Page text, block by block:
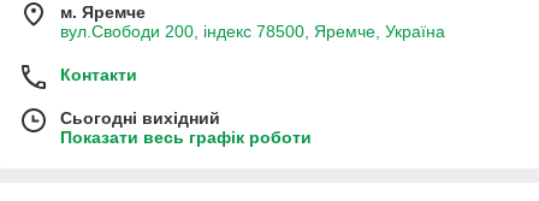
м. Яремче
вул.Свободи 200, індекс 78500, Яремче, Україна
Контакти
Сьогодні вихідний
Показати весь графік роботи